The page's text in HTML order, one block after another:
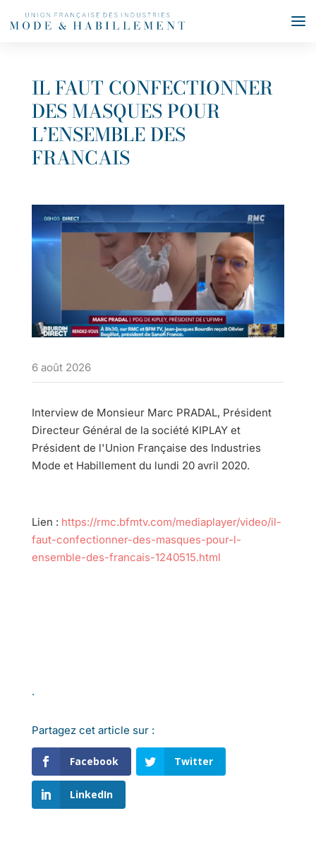
IL FAUT CONFECTIONNER
DES MASQUES POUR
L’ENSEMBLE DES
FRANCAIS
6 août 2026
Interview de Monsieur Marc PRADAL, Président
Directeur Général de la société KIPLAY et
Président de l'Union Française des Industries
Mode et Habillement du lundi 20 avril 2020.
Lien : https://rmc.bfmtv.com/mediaplayer/video/il-
faut-confectionner-des-masques-pour-l-
ensemble-des-francais-1240515.html
.
Partagez cet article sur :
Facebook Twitter
LinkedIn